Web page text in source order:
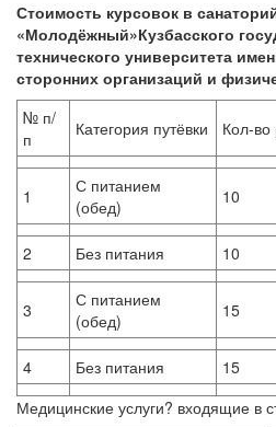
Стоимость курсовок в
«Молодёжный»Кузбасского
технического университета
сторонних организаций и
№ п/
п
Категория путёвки Кол-во
1
С питанием
(обед)
10
2 Без питания 10
3
С питанием
(обед)
15
4 Без питания 15
Медицинские услуги? входящие в